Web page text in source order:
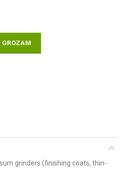
GROZAM
grinders (finishing coats, thin-